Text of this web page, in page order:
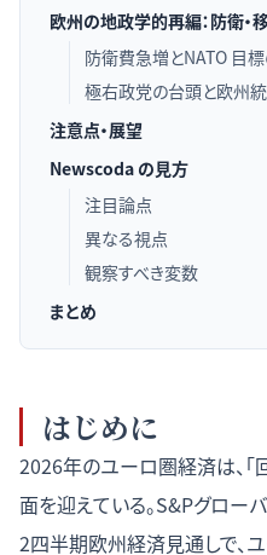
欧州の地政学的再編：防衛・
防衛費急増とNATO 目
極右政党の台頭と欧州
注意点・展望
Newscoda の見方
注目論点
異なる視点
観察すべき変数
まとめ
はじめに
2026年のユーロ圏経済は、「
面を迎えている。S&Pグロー
2四半期欧州経済見通しで、